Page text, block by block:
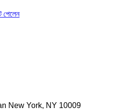
পেলেন
New York, NY 10009